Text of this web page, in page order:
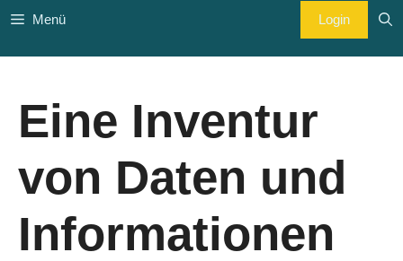
Zum
springen
Menü Login
Eine Inventur
von Daten und
Informationen